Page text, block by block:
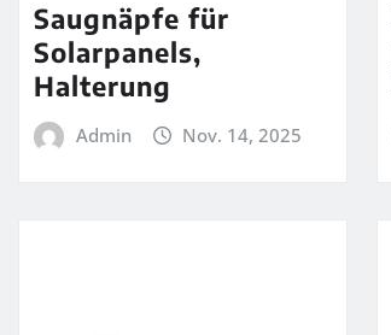
Saugnäpfe für
Solarpanels,
Halterung
Admin Nov. 14, 2025